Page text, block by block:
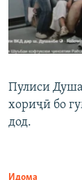
Пулиси
хориҷӣ бо
дод.
Идома